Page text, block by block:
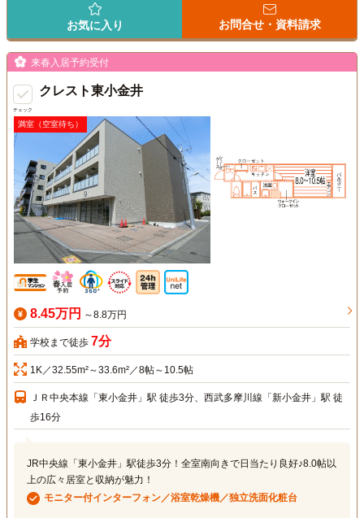
お気に入り お問合せ・資料請求
チェック
来春入居予約受付
クレスト東小金井
満室（空室待ち）
8.45万円 ～8.8万円
学校まで徒歩 7分
1K／32.55m²～33.6m²／8帖～10.5帖
ＪＲ中央本線「東小金井」駅 徒歩3分、西武多摩川線「新小金井」駅 徒
歩16分
JR中央線「東小金井」駅徒歩3分！全室南向きで日当たり良好♪8.0帖以
上の広々居室と収納が魅力！
モニター付インターフォン／浴室乾燥機／独立洗面化粧台